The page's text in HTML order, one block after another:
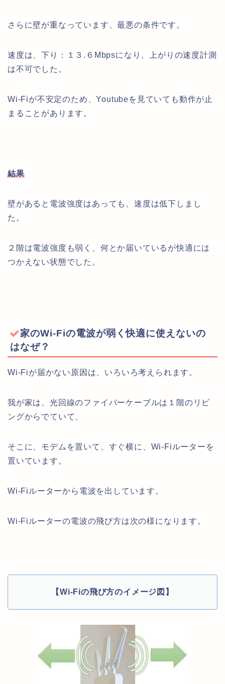
さらに壁が重なっています、最悪の条件です。
速度は、下り：１３.６Mbpsになり、上がりの速度計測
は不可でした。
Wi-Fiが不安定のため、Youtubeを見ていても動作が止
まることがあります。
結果
壁があると電波強度はあっても、速度は低下しまし
た。
２階は電波強度も弱く、何とか届いているが快適には
つかえない状態でした。
家のWi-Fiの電波が弱く快適に使えないの
はなぜ？
Wi-Fiが届かない原因は、いろいろ考えられます。
我が家は、光回線のファイバーケーブルは１階のリビ
ングからでていて、
そこに、モデムを置いて、すぐ横に、Wi-Fiルーターを
置いています。
Wi-Fiルーターから電波を出しています。
Wi-Fiルーターの電波の飛び方は次の様になります。
【Wi-Fiの飛び方のイメージ図】